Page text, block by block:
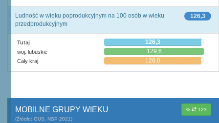
126,3
Ludność w wieku poprodukcyjnym na 100 osób w wieku
przedprodukcyjnym
Tutaj 126,3
woj. lubuskie 129,6
Cały kraj 126,0
% 123
MOBILNE GRUPY WIEKU
(Źródło: GUS, NSP 2021)